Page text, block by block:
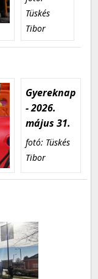
Tüskés
Tibor
Gyereknap
- 2026.
május 31.
fotó: Tüskés
Tibor